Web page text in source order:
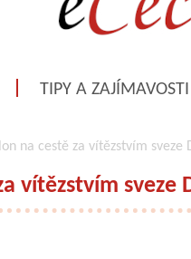
TIPY A ZAJÍMAVOSTI
na cestě za vítězstvím sveze
vítězstvím sveze